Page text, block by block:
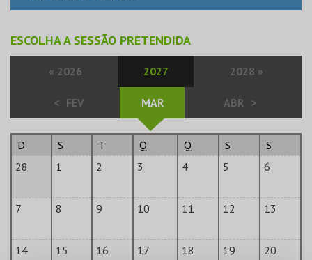
ESCOLHA A SESSÃO PRETENDIDA
« 2026 2027 2028 »
< FEV MAR ABR >
D S T Q Q S
S
28
1 2 3 4 5 6
7 8 9 10 11 12 13
14 15 16 17 18 19 20